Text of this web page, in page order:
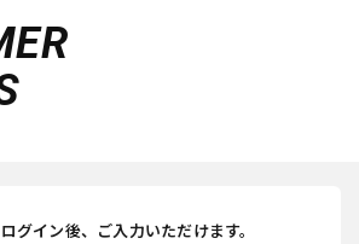
グイン後、ご入力いただけます。